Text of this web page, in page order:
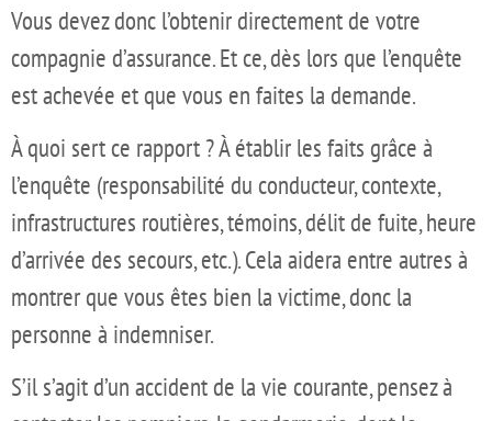
Vous devez donc l’obtenir directement de votre
compagnie d’assurance. Et ce, dès lors que l’enquête
est achevée et que vous en faites la demande.
À quoi sert ce rapport ? À établir les faits grâce à
l’enquête (responsabilité du conducteur, contexte,
infrastructures routières, témoins, délit de fuite, heure
d’arrivée des secours, etc.). Cela aidera entre autres à
montrer que vous êtes bien la victime, donc la
personne à indemniser.
S’il s’agit d’un accident de la vie courante, pensez à